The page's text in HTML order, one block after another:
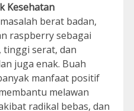
Kesehatan
berat badan,
raspberry sebagai
tinggi serat, dan
juga enak. Buah
manfaat positif
melawan
radikal bebas, dan